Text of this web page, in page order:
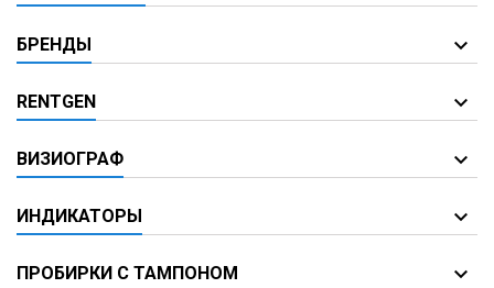
БРЕНДЫ
RENTGEN
ВИЗИОГРАФ
ИНДИКАТОРЫ
ПРОБИРКИ С ТАМПОНОМ